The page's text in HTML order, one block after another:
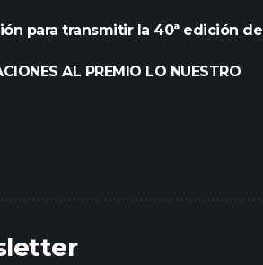
para transmitir la 40ª edición de
AL PREMIO LO NUESTRO